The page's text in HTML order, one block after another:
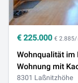
€ 225.000 € 2.885/
Wohnqualität
Wohnung mit
8301 Laßnitzhöhe